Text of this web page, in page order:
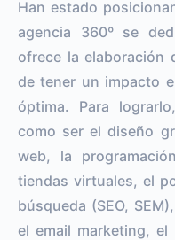
Han estado
agencia 360º se
ofrece la elaboración
de tener un impacto
óptima. Para
como ser el diseño
web, la
tiendas virtuales, el
búsqueda (SEO,
el email marketing,